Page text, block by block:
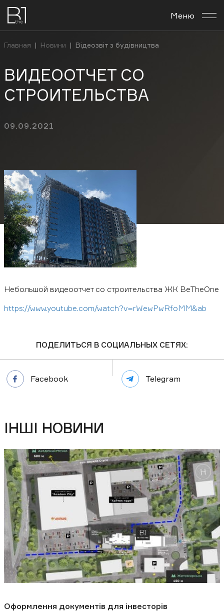
О комплексе
Бизнес-центр
Контакты
Укр
Рус
ФЕЙСБУК ИНСТАГРАМ
Загрузить презентацию:
Бизнес-центр Апартаменты
Заказать консультацию
Меню
Главная | Новини | Відеозвіт з будівництва
ВИДЕООТЧЕТ СО
СТРОИТЕЛЬСТВА
09.09.2021
Небольшой видеоотчет со строительства ЖК BeTheOne
https://www.youtube.com/watch?v=rWewPwRfoMM&ab
ПОДЕЛИТЬСЯ В СОЦИАЛЬНЫХ СЕТЯХ:
Facebook Telegram
ІНШІ НОВИНИ
Оформлення документів для інвесторів